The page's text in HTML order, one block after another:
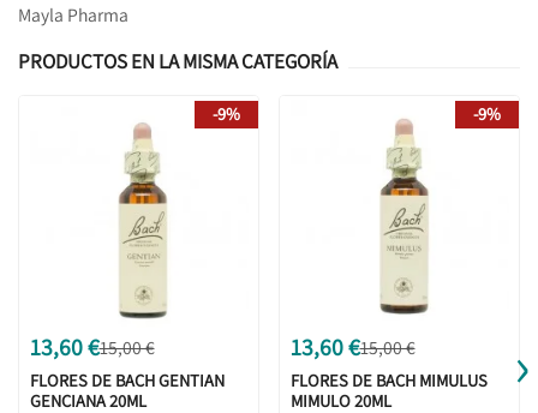
Mayla Pharma
PRODUCTOS EN LA MISMA CATEGORÍA
13,60 €15,00 €
FLORES DE BACH GENTIAN
GENCIANA 20ML
-9%
13,60 €15,00 €
FLORES DE BACH MIMULUS
MIMULO 20ML
-9%
›